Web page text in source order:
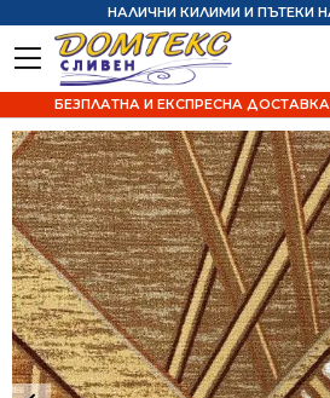
НАЛИЧНИ КИЛИМИ И ПЪТЕКИ
БЕЗПЛАТНА И ЕКСПРЕСНА ДОСТАВКА